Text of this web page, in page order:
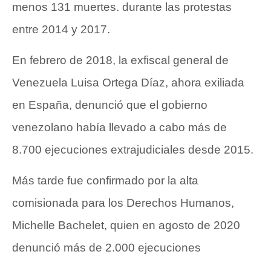
menos 131 muertes. durante las protestas
entre 2014 y 2017.
En febrero de 2018, la exfiscal general de
Venezuela Luisa Ortega Díaz, ahora exiliada
en España, denunció que el gobierno
venezolano había llevado a cabo más de
8.700 ejecuciones extrajudiciales desde 2015.
Más tarde fue confirmado por la alta
comisionada para los Derechos Humanos,
Michelle Bachelet, quien en agosto de 2020
denunció más de 2.000 ejecuciones